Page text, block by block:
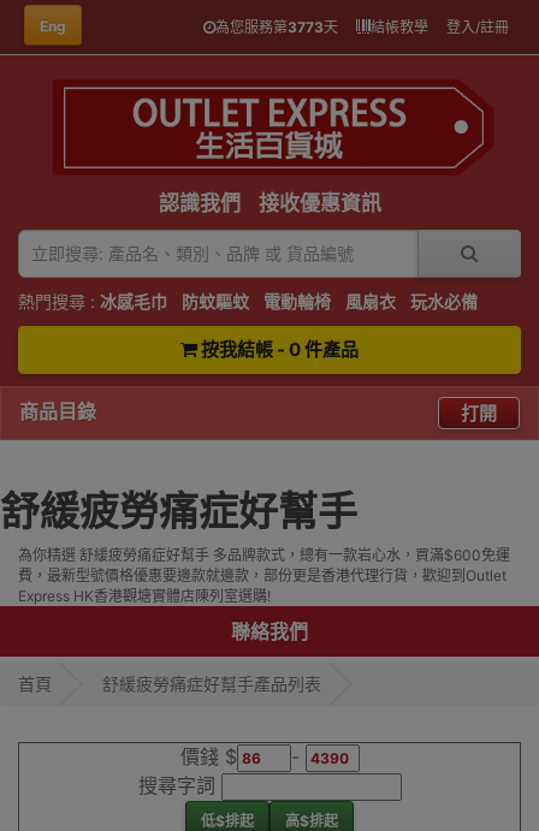
Eng 為您服務第3773天 結帳教學 登入/註冊
認識我們 接收優惠資訊
熱門搜尋 : 冰感毛巾 防蚊驅蚊 電動輪椅 風扇衣 玩水必備
按我結帳 - 0 件產品
商品目錄 打開
舒緩疲勞痛症好幫手
為你精選 舒緩疲勞痛症好幫手 多品牌款式，總有一款岩心水，買滿$600免運
費，最新型號價格優惠要邊款就邊款，部份更是香港代理行貨，歡迎到Outlet
Express HK香港觀塘實體店陳列室選購!
聯絡我們
首頁 舒緩疲勞痛症好幫手產品列表
價錢 $
-
搜尋字詞
低$排起 高$排起